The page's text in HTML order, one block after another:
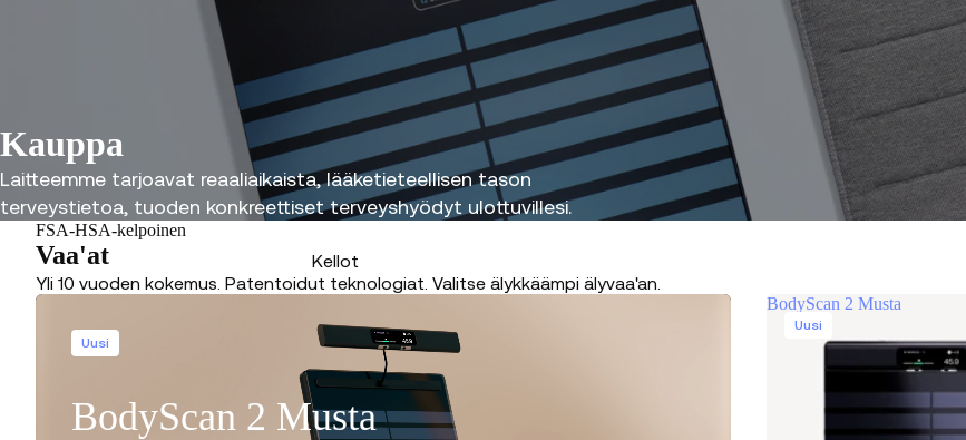
Kellot
Kauppa
Laitteemme tarjoavat reaaliaikaista, lääketieteellisen tason
terveystietoa, tuoden konkreettiset terveyshyödyt ulottuvillesi.
FSA-HSA-kelpoinen
Vaa'at
Yli 10 vuoden kokemus. Patentoidut teknologiat. Valitse älykkäämpi älyvaa'an.
Uusi
BodyScan 2 Musta
BodyScan 2 Musta
Uusi